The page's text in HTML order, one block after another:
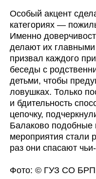
Особый акцент
категориях —
Именно
делают их
призвал каждого
беседы с
детьми, чтобы
ловушках. Только
и бдительность
цепочку,
Балаково подобные
мероприятия
раз они спасают
Фото: © ГУЗ СО БРП